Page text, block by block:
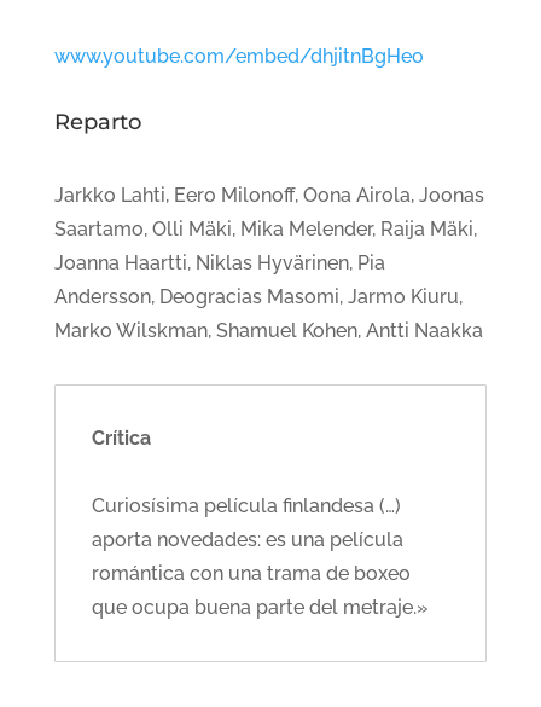
www.youtube.com/embed/dhjitnBgHeo
Reparto
Jarkko Lahti, Eero Milonoff, Oona Airola, Joonas
Saartamo, Olli Mäki, Mika Melender, Raija Mäki,
Joanna Haartti, Niklas Hyvärinen, Pia
Andersson, Deogracias Masomi, Jarmo Kiuru,
Marko Wilskman, Shamuel Kohen, Antti Naakka
Crítica
Curiosísima película finlandesa (…)
aporta novedades: es una película
romántica con una trama de boxeo
que ocupa buena parte del metraje.»